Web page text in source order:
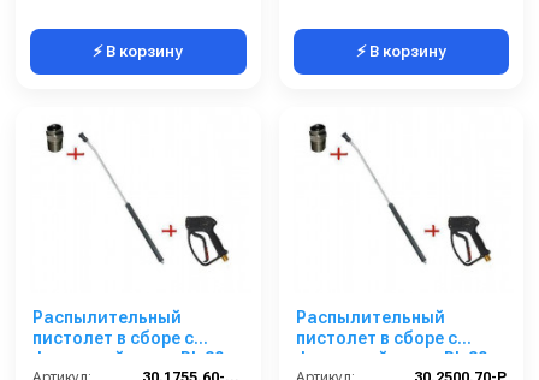
⚡ В корзину ⚡ В корзину
Распылительный
пистолет в сборе с
форсункой курок RL 30
Распылительный
пистолет в сборе с
форсункой курок RL 30